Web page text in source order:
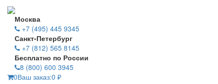
Москва
+7 (495) 445 9345
Санкт-Петербург
+7 (812) 565 8145
Бесплатно по России
8 (800) 600 3945
0Ваш заказ:0 ₽